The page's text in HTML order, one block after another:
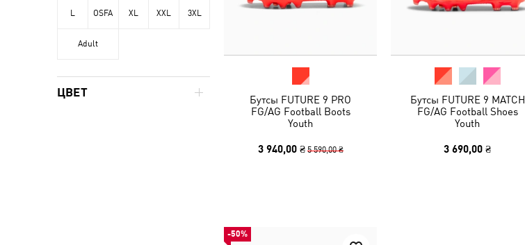
Бутсы FUTURE 9 PRO
FG/AG Football Boots
Youth
3 940,00 ₴ 5 590,00 ₴
Бутсы FUTURE 9 MATCH
FG/AG Football Shoes
Youth
3 690,00 ₴
-50%
L OSFA XL XXL 3XL
Adult
ЦВЕТ